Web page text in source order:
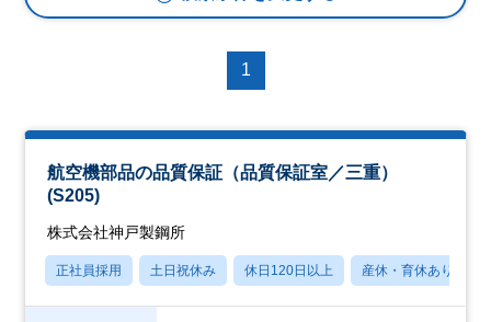
1
航空機部品の品質保証（品質保証室／三重）
(S205)
株式会社神戸製鋼所
正社員採用 土日祝休み 休日120日以上 産休・育休あり